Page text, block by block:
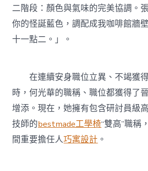
二階段：顏色與氣味的完美協調。
你的怪誕藍色，調配成我咖啡館牆
十一點二。」。
在連續安身職位立異、不竭獲得
時，何光華的職稱、職位都獲得了
增添。現在，她擁有包含研討員級
技師的bestmade工學椅“雙高”職稱
間重要擔任人巧寓設計 。